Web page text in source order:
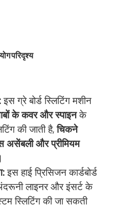
परिदृश्य
इस ग्रे बोर्ड स्लिटिंग मशीन
के कवर और स्पाइनके
की जाती है,चिकने
और प्रीमियम
इस हाई प्रिसिजन कार्डबोर्ड
लाइनर और इंसर्ट के
स्लिटिंग की जा सकती